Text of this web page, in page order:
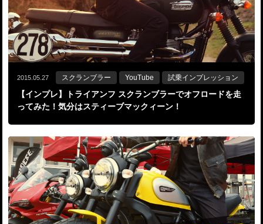
2015.05.27 スクランブラー YouTube 試乗インプレッション
【インプレ】トライアンフ スクランブラーでオフロードを走
ってみた！気分はスティーブマックィーン！